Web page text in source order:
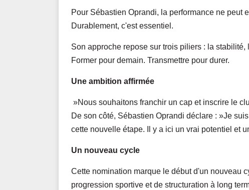
Pour Sébastien Oprandi, la performance ne peut
Durablement, c'est essentiel.
Son approche repose sur trois piliers : la
Former pour demain. Transmettre pour durer.
Une ambition affirmée
»Nous souhaitons franchir un cap et inscrire le
De son côté, Sébastien Oprandi déclare : »Je
cette nouvelle étape. Il y a ici un vrai potentiel et
Un nouveau cycle
Cette nomination marque le début d'un nouveau
progression sportive et de structuration à long